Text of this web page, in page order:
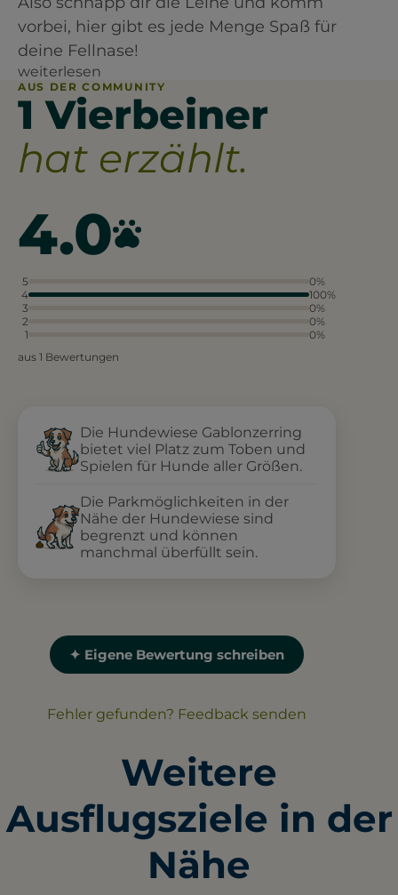
vorbei, hier gibt es jede Menge Spaß für
deine Fellnase!
weiterlesen
AUS DER COMMUNITY
1 Vierbeiner
hat erzählt.
4.0
5
0%
4
100%
3
0%
2
0%
1
0%
aus 1 Bewertungen
Die Hundewiese Gablonzerring
bietet viel Platz zum Toben und
Spielen für Hunde aller Größen.
Die Parkmöglichkeiten in der
Nähe der Hundewiese sind
begrenzt und können
manchmal überfüllt sein.
✦ Eigene Bewertung schreiben
Fehler gefunden? Feedback senden
Weitere
Ausflugsziele in der
Nähe